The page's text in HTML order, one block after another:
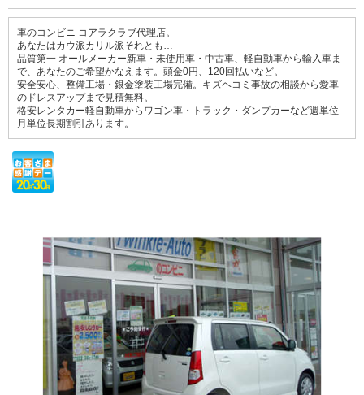
車のコンビニ コアラクラブ代理店。
あなたはカウ派カリル派それとも…
品質第一 オールメーカー新車・未使用車・中古車、軽自動車から輸入車ま
で、あなたのご希望かなえます。頭金0円、120回払いなど。
安全安心、整備工場・銀金塗装工場完備。キズヘコミ事故の相談から愛車
のドレスアップまで見積無料。
格安レンタカー軽自動車からワゴン車・トラック・ダンプカーなど週単位
月単位長期割引あります。